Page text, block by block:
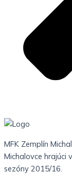
MFK Zemplín
Michalovce hrajúci
sezóny 2015/16.